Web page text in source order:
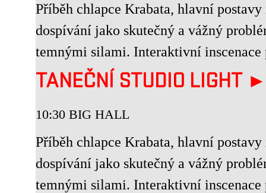
Příběh chlapce Krabata, hlavní
dospívání jako skutečný a vážný
temnými silami. Interaktivní
TANEČNÍ STUDIO LIGHT ►
10:30 BIG HALL
Příběh chlapce Krabata, hlavní
dospívání jako skutečný a vážný
temnými silami. Interaktivní